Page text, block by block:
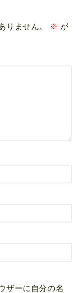
りません。 ※ が
ザーに自分の名